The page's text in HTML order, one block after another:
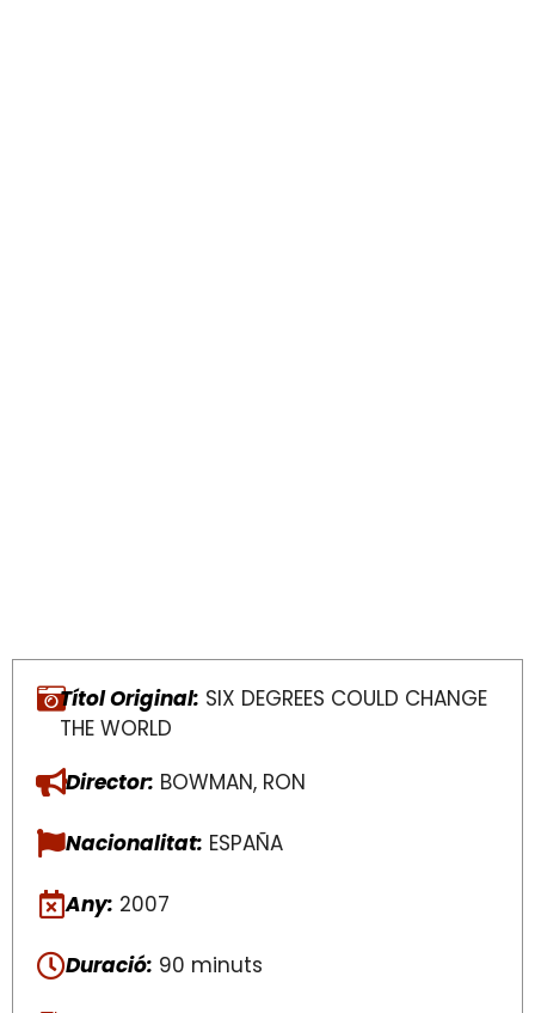
Títol Original: SIX DEGREES COULD CHANGE
THE WORLD
Director: BOWMAN, RON
Nacionalitat: ESPAÑA
Any: 2007
Duració: 90 minuts